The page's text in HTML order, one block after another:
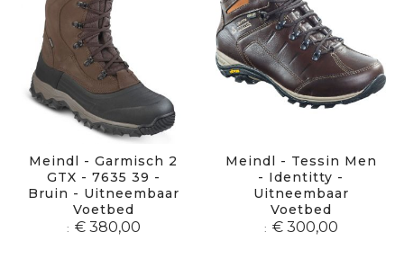
Meindl - Garmisch 2
GTX - 7635 39 -
Bruin - Uitneembaar
Voetbed
€ 380,00
Meindl - Tessin Men
- Identitty -
Uitneembaar
Voetbed
€ 300,00